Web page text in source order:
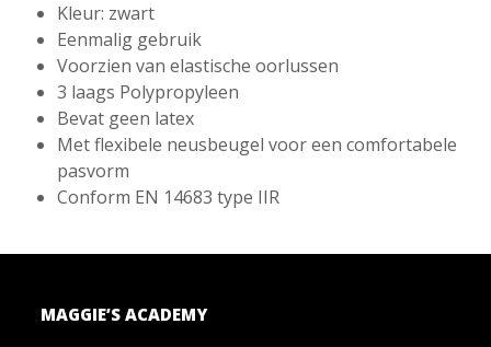
Kleur: zwart
Eenmalig gebruik
Voorzien van elastische oorlussen
3 laags Polypropyleen
Bevat geen latex
Met flexibele neusbeugel voor een comfortabele
pasvorm
Conform EN 14683 type IIR
MAGGIE’S ACADEMY